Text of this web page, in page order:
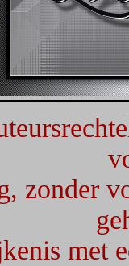
zonder
met